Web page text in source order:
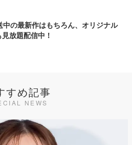
中の最新作はもちろん、オリジナル
放題配信中！
すめ記事
NEWS